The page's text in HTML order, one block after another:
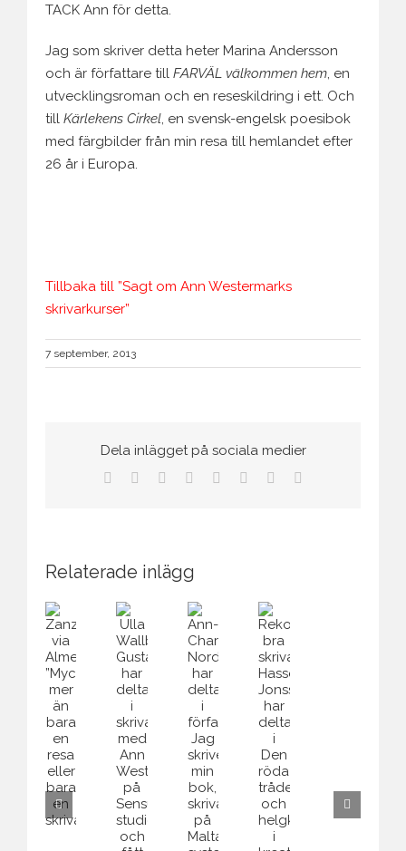
TACK Ann för detta.
Jag som skriver detta heter Marina Andersson
och är författare till FARVÄL välkommen hem, en
utvecklingsroman och en reseskildring i ett. Och
till Kärlekens Cirkel, en svensk-engelsk poesibok
med färgbilder från min resa till hemlandet efter
26 år i Europa.
Tillbaka till ”Sagt om Ann Westermarks
skrivarkurser”
7 september, 2013
Dela inlägget på sociala medier
Facebook
TwitterReddit LinkedIn
TumblrPinterest
Relaterade inlägg
Zanzibar
Almedalen:
”Mycket
mer
bara
eller
Ulla
Wallberg-
Gustafsson
deltagit
skrivarkurs
med
Ann
Westermark
Ann-
Charlotte
Nordenson
deltagit
författarkursen
Jag
skriver
min
bok,
skrivarkurs
Rekommenderar
bra
skrivarkurs.
Hasse
Jonsson
deltagit
Den
röda
tråden
Gozo.